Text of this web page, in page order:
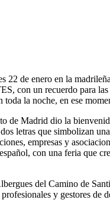
22 de enero en la
con un recuerdo para
la noche, en ese
de Madrid dio la
letras que simbolizan
empresas y
con una feria que
del Camino de
y gestores